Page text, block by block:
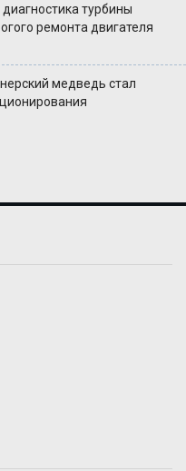
турбины
ремонта двигателя
медведь стал